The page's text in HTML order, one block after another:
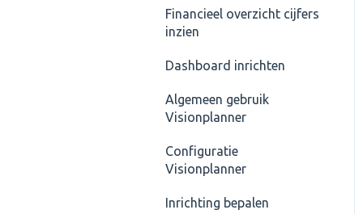
Prognose
Importeren, actuele cijfers
de cijfers
Modellen
Financieel overzicht cijfers
inzien
Dashboard inrichten
Algemeen gebruik
Visionplanner
Configuratie
Visionplanner
Inrichting bepalen